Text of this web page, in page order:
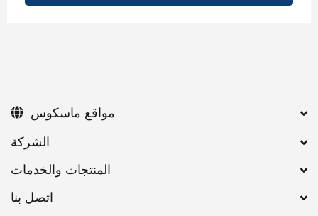
اتصل بنا
مواقع ماسكوس